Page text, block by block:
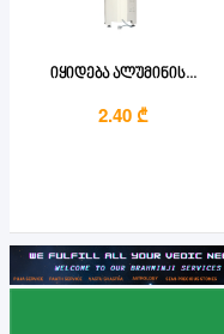
იყიდება ალუმინის...
2.40 ₾